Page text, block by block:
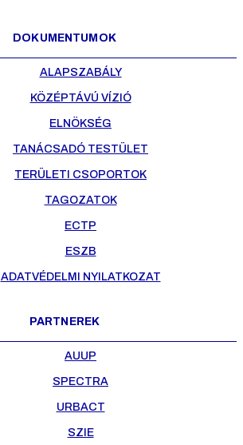
DOKUMENTUMOK
ALAPSZABÁLY
KÖZÉPTÁVÚ VÍZIÓ
ELNÖKSÉG
TANÁCSADÓ TESTÜLET
TERÜLETI CSOPORTOK
TAGOZATOK
ECTP
ESZB
ADATVÉDELMI NYILATKOZAT
PARTNEREK
AUUP
SPECTRA
URBACT
SZIE